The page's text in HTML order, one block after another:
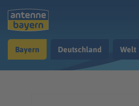
Musik & Radio
Bayern Deutschland Welt